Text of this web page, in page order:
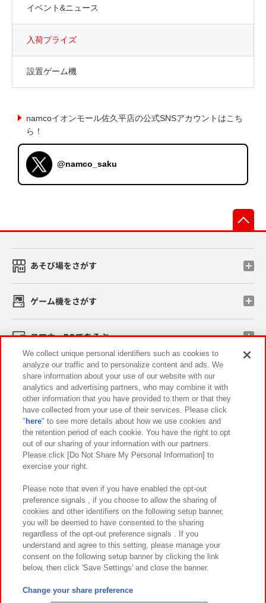
イベント&ニュース
入荷プライズ
設置ゲーム機
namcoイオンモール佐久平店の公式SNSアカウントはこち
ら！
@namco_saku
あそび場をさがす
ゲーム機をさがす
スマホ・PCであそぶ
イベント・キャンペーン
関連会社 サステナビリティ サイトポリシー
プライバシーポリシー ウェブアクセシビリティ方針と検証結果
お取引先さまとともに
カスタマーハラスメント対応方針 よくあるご質問・お問い合わせ
©Bandai Namco Amusement Inc.
©Bandai Namco Amusement Lab Inc.
We collect unique personal identifiers such as cookies to
analyze our traffic and to personalize content and ads. We
share information about your use of our website with our
analytics and advertising partners, who may combine it with
other information that you have provided to them or that they
have collected from your use of their services. Please click
" here" to see more details about how we use cookies and
the retention period of each cookie. You have the right to opt
out of our sharing of your information with our partners.
Please click [Do Not Share My Personal Information] to
exercise your right.
Please note that even if you have enabled the opt-out
preference signals , if you choose to allow the sharing of
cookies and other identifiers on the following setup banner,
you will be deemed to have consented to the sharing
regardless of the opt-out preference signals . If you
understand and agree to this setting, please manage your
consent on the following setup banner by clicking the link
below, then click 'Save Settings' and close the banner.
Change your share preference